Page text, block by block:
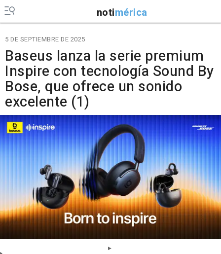
notimérica
5 DE SEPTIEMBRE DE 2025
Baseus lanza la serie premium
Inspire con tecnología Sound By
Bose, que ofrece un sonido
excelente (1)